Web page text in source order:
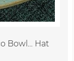
Bowl… Hat